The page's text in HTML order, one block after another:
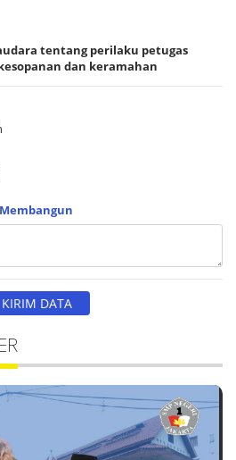
tentang perilaku petugas
dan keramahan